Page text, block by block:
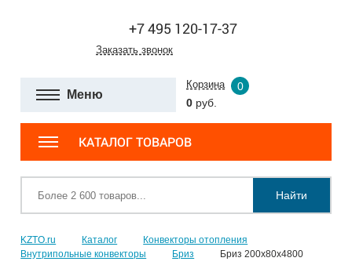
+7 495 120-17-37
Заказать звонок
Меню
Корзина
0
0 руб.
КАТАЛОГ ТОВАРОВ
Найти
KZTO.ru Каталог
Конвекторы отопления
Внутрипольные конвекторы
Бриз Бриз 200х80х4800